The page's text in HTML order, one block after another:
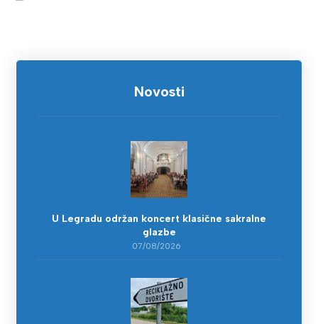
Novosti
U Legradu održan koncert klasične sakralne
glazbe
07/08/2026